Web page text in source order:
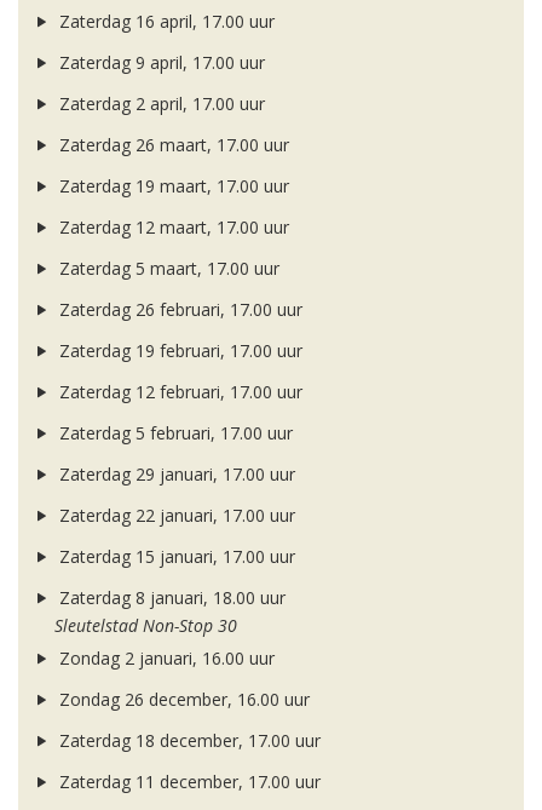
Zaterdag 16 april, 17.00 uur
Zaterdag 9 april, 17.00 uur
Zaterdag 2 april, 17.00 uur
Zaterdag 26 maart, 17.00 uur
Zaterdag 19 maart, 17.00 uur
Zaterdag 12 maart, 17.00 uur
Zaterdag 5 maart, 17.00 uur
Zaterdag 26 februari, 17.00 uur
Zaterdag 19 februari, 17.00 uur
Zaterdag 12 februari, 17.00 uur
Zaterdag 5 februari, 17.00 uur
Zaterdag 29 januari, 17.00 uur
Zaterdag 22 januari, 17.00 uur
Zaterdag 15 januari, 17.00 uur
Zaterdag 8 januari, 18.00 uur
Sleutelstad Non-Stop 30
Zondag 2 januari, 16.00 uur
Zondag 26 december, 16.00 uur
Zaterdag 18 december, 17.00 uur
Zaterdag 11 december, 17.00 uur